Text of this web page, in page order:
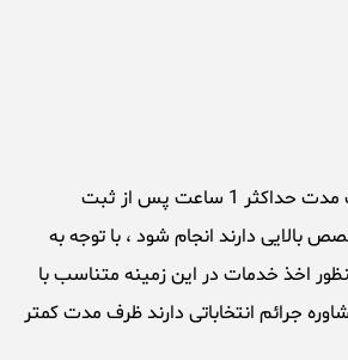
مشاوره جرائم انتخاباتی توسط وکلای درجه یک موسسه حقوقی تهران بزرگ در سریع ترین زمان ممکن انجام میشود ، بطوریکه بطور معمول مشاوره جرائم انتخاباتی ظرف مدت حداکثر 1 ساعت پس از ثبت
بالایی دارند انجام شود ، با توجه به
اخذ خدمات در این زمینه متناسب با
جرائم انتخاباتی دارند ظرف مدت کمتر